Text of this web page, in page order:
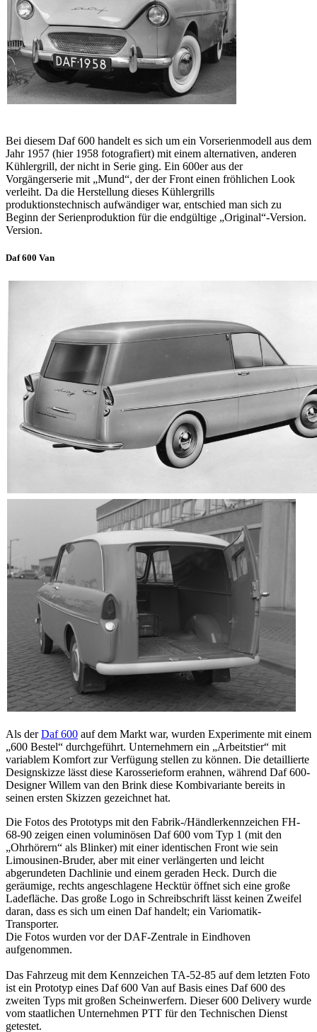
Bei diesem Daf 600 handelt es sich um ein Vorserienmodell aus dem
Jahr 1957 (hier 1958 fotografiert) mit einem alternativen, anderen
Kühlergrill, der nicht in Serie ging. Ein 600er aus der
Vorgängerserie mit „Mund“, der der Front einen fröhlichen Look
verleiht. Da die Herstellung dieses Kühlergrills
produktionstechnisch aufwändiger war, entschied man sich zu
Beginn der Serienproduktion für die endgültige „Original“-Version.
Version.
Daf 600 Van
Als derDaf 600 auf dem Markt war, wurden Experimente mit einem
„600 Bestel“ durchgeführt. Unternehmern ein „Arbeitstier“ mit
variablem Komfort zur Verfügung stellen zu können. Die detaillierte
Designskizze lässt diese Karosserieform erahnen, während Daf 600-
Designer Willem van den Brink diese Kombivariante bereits in
seinen ersten Skizzen gezeichnet hat.
Die Fotos des Prototyps mit den Fabrik-/Händlerkennzeichen FH-
68-90 zeigen einen voluminösen Daf 600 vom Typ 1 (mit den
„Ohrhörern“ als Blinker) mit einer identischen Front wie sein
Limousinen-Bruder, aber mit einer verlängerten und leicht
abgerundeten Dachlinie und einem geraden Heck. Durch die
geräumige, rechts angeschlagene Hecktür öffnet sich eine große
Ladefläche. Das große Logo in Schreibschrift lässt keinen Zweifel
daran, dass es sich um einen Daf handelt; ein Variomatik-
Transporter.
Die Fotos wurden vor der DAF-Zentrale in Eindhoven
aufgenommen.
Das Fahrzeug mit dem Kennzeichen TA-52-85 auf dem letzten Foto
ist ein Prototyp eines Daf 600 Van auf Basis eines Daf 600 des
zweiten Typs mit großen Scheinwerfern. Dieser 600 Delivery wurde
vom staatlichen Unternehmen PTT für den Technischen Dienst
getestet.